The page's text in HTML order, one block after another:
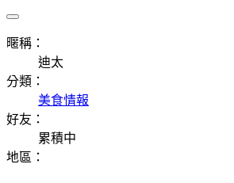
暱稱：
迪太
分類：
美食情報
好友：
累積中
地區：